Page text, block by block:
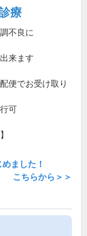
療
不良に
来ます
便でお受け取り
可
ました！
こちらから＞＞